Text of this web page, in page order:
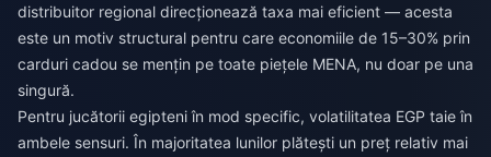
distribuitor regional direcționează taxa mai eficient — acesta
este un motiv structural pentru care economiile de 15–30% prin
carduri cadou se mențin pe toate piețele MENA, nu doar pe una
singură.
Pentru jucătorii egipteni în mod specific, volatilitatea EGP taie în
ambele sensuri. În majoritatea lunilor plătești un preț relativ mai